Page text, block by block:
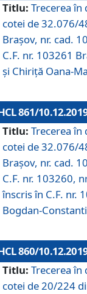
Titlu: Trecerea
cotei de 32.076/
Brașov, nr. cad.
C.F. nr. 103261
și Chiriță Oana-
861/
Titlu: Trecerea
cotei de 32.076/
Brașov, nr. cad.
C.F. nr. 103260,
înscris în C.F. nr.
Bogdan-
860/
Titlu: Trecerea
cotei de 20/224